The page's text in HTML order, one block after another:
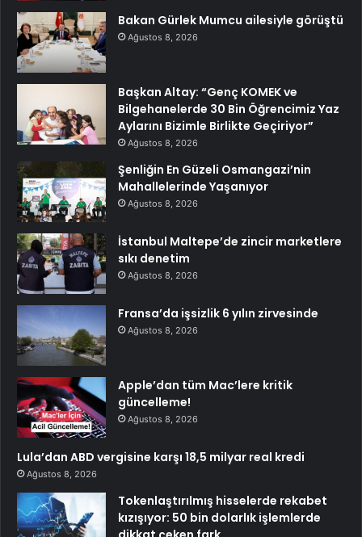
Bakan Gürlek Mumcu ailesiyle görüştü
Ağustos 8, 2026
Başkan Altay: “Genç KOMEK ve
Bilgehanelerde 30 Bin Öğrencimiz Yaz
Aylarını Bizimle Birlikte Geçiriyor”
Ağustos 8, 2026
Şenliğin En Güzeli Osmangazi’nin
Mahallelerinde Yaşanıyor
Ağustos 8, 2026
İstanbul Maltepe’de zincir marketlere
sıkı denetim
Ağustos 8, 2026
Fransa’da işsizlik 6 yılın zirvesinde
Ağustos 8, 2026
Apple’dan tüm Mac’lere kritik
güncelleme!
Ağustos 8, 2026
Lula’dan ABD vergisine karşı 18,5 milyar real kredi
Ağustos 8, 2026
Tokenlaştırılmış hisselerde rekabet
kızışıyor: 50 bin dolarlık işlemlerde